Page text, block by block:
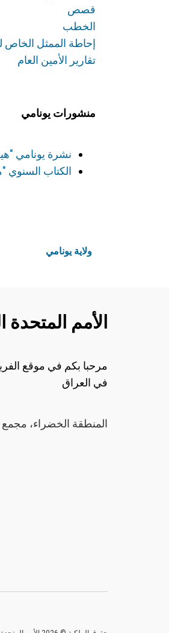
قصص
الخطب
إحاطة الممثل الخاص
تقارير الأمين العام
منشورات يونامي
نشرة يونامي
الكتاب السنوي
ولاية يونامي
الأمم المتحدة
مرحبا بكم في موقع
في العراق
المنطقة الخضراء، مجمع